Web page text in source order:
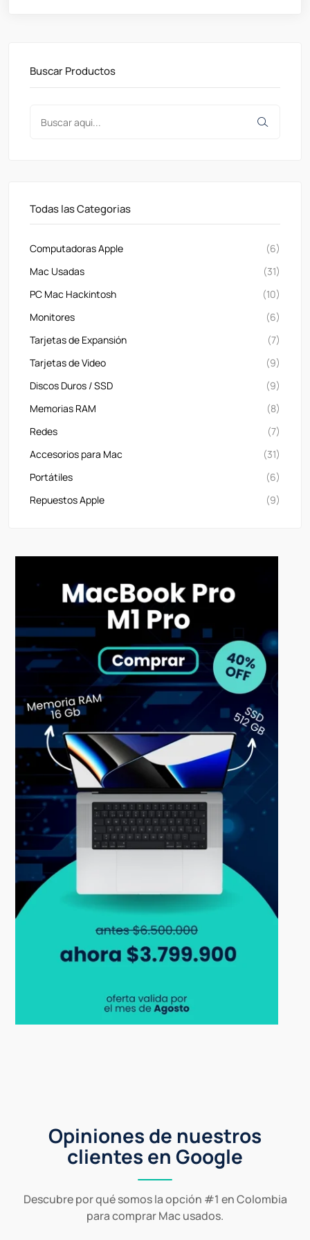
Buscar Productos
Todas las Categorias
Computadoras Apple
(6)
Mac Usadas
(31)
PC Mac Hackintosh
(10)
Monitores
(6)
Tarjetas de Expansión
(7)
Tarjetas de Video
(9)
Discos Duros / SSD
(9)
Memorias RAM
(8)
Redes
(7)
Accesorios para Mac
(31)
Portátiles
(6)
Repuestos Apple
(9)
Opiniones de nuestros
clientes en Google
Descubre por qué somos la opción #1 en Colombia
para comprar Mac usados.